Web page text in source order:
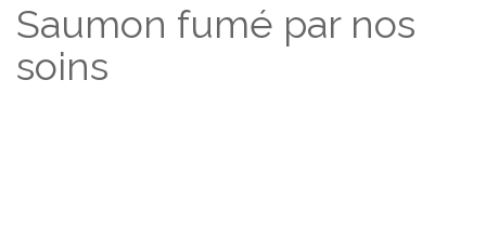
Saumon fumé par nos
soins